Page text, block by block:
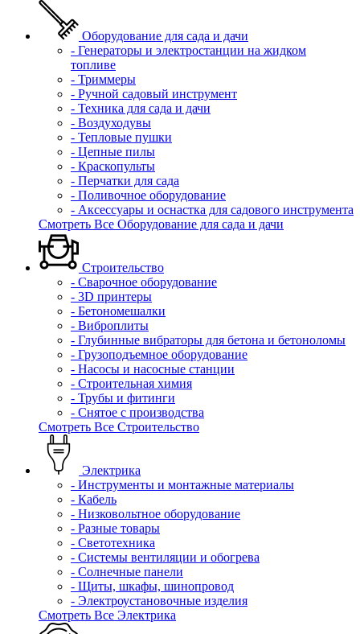
Оборудование для сада и дачи
- Генераторы и электростанции на жидком
топливе
- Триммеры
- Ручной садовый инструмент
- Техника для сада и дачи
- Воздуходувы
- Тепловые пушки
- Цепные пилы
- Краскопульты
- Перчатки для сада
- Поливочное оборудование
- Аксессуары и оснастка для садового инструмента
Смотреть Все Оборудование для сада и дачи
Строительство
- Сварочное оборудование
- 3D принтеры
- Бетономешалки
- Виброплиты
- Глубинные вибраторы для бетона и бетоноломы
- Грузоподъемное оборудование
- Насосы и насосные станции
- Строительная химия
- Трубы и фитинги
- Снятое с производства
Смотреть Все Строительство
Электрика
- Инструменты и монтажные материалы
- Кабель
- Низковольтное оборудование
- Разные товары
- Светотехника
- Системы вентиляции и обогрева
- Солнечные панели
- Щиты, шкафы, шинопровод
- Электроустановочные изделия
Смотреть Все Электрика